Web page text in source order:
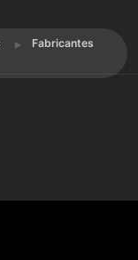
Fabricantes